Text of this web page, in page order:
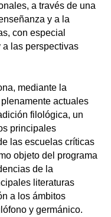
a través de una
y a la
con especial
las perspectivas
mediante la
actuales
filológica, un
principales
las escuelas críticas
objeto del programa
de la
literaturas
a los ámbitos
y germánico.